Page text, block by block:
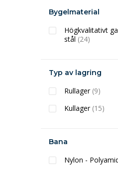
Bygelmaterial
Högkvalitativt
stål (24)
Typ av lagring
Rullager (9)
Kullager (15)
Bana
Nylon -